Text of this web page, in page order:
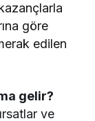
göre
edilen
gelir?
ve